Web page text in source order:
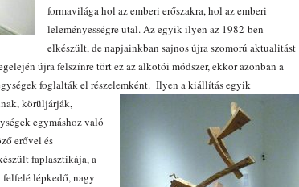
formavilága hol az emberi erőszakra, hol az emberi
leleményességre utal. Az egyik ilyen az 1982-ben
elkészült, de napjainkban sajnos újra szomorú aktualitást
újra felszínre tört ez az alkotói módszer, ekkor azonban a
foglalták el részelemként. Ilyen a kiállítás egyik
körüljárják,
egymáshoz való
erővel és
faplasztikája, a
lépkedő, nagy